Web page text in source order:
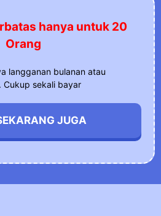
hanya untuk 20
Orang
langganan bulanan atau
Cukup sekali bayar
JUGA